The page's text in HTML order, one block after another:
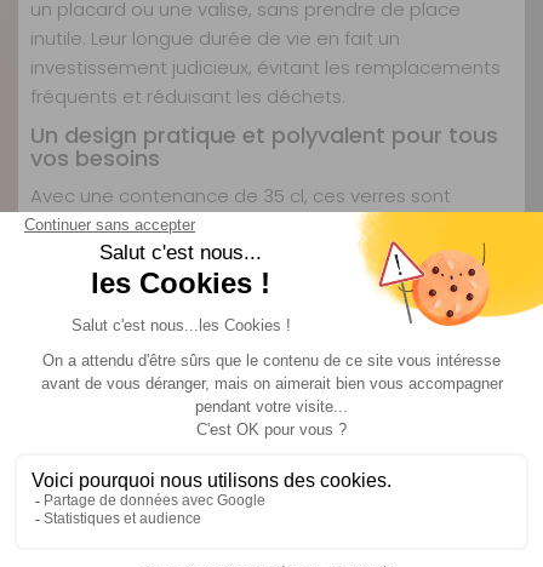
un placard ou une valise, sans prendre de place
inutile. Leur longue durée de vie en fait un
investissement judicieux, évitant les remplacements
fréquents et réduisant les déchets.
Un design pratique et polyvalent pour tous
vos besoins
Avec une contenance de 35 cl, ces verres sont
parfaits pour une utilisation quotidienne, que ce soit
pour un café du matin, une pause rafraîchissement
ou un dîner en plein air. Leur hauteur de 9,4 cm les
rend faciles à manipuler, même dans un espace
Leur transparence rappelle le verre classique, tout en
offrant une robustesse bien supérieure. Leur aspect
élégant et sobre s’intègre parfaitement à tous les
caravane.
Un choix écologique et économique pour